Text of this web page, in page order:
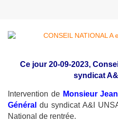
Ce jour 20-09-2023,
syndicat
Intervention de Monsieur
Général du syndicat A&I
National de rentrée.